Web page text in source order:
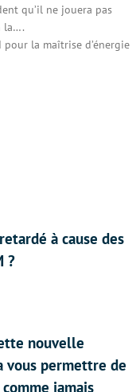
qu’il ne jouera pas
la….
pour la maîtrise d’énergie
à cause des
?
nouvelle
vous permettre de
jamais